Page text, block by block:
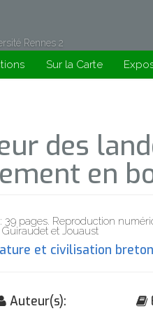
Sur la Carte
des
en
39 pages. Reproduction
et Jouaust
et civilisation
Auteur(s):